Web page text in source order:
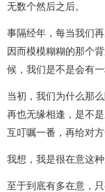
无数个然后之后。
事隔经年，每当我们
因而模模糊糊的那个
候，我们是不是会有一
当初，我们为什么那
再也无缘相逢，是不
互叮嘱一番，再给对
我想，我是很在意这种
至于到底有多在意，